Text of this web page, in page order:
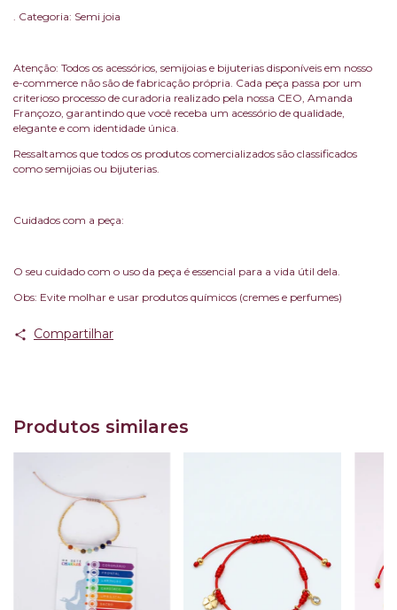
. Categoria: Semi joia
Atenção: Todos os acessórios, semijoias e bijuterias disponíveis em nosso
e-commerce não são de fabricação própria. Cada peça passa por um
criterioso processo de curadoria realizado pela nossa CEO, Amanda
Françozo, garantindo que você receba um acessório de qualidade,
elegante e com identidade única.
Ressaltamos que todos os produtos comercializados são classificados
como semijoias ou bijuterias.
Cuidados com a peça:
O seu cuidado com o uso da peça é essencial para a vida útil dela.
Obs: Evite molhar e usar produtos químicos (cremes e perfumes)
Compartilhar
Produtos similares